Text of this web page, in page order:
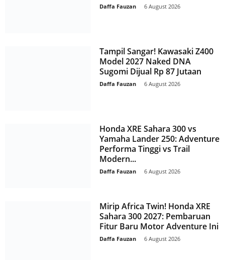
Daffa Fauzan 6 August 2026
Tampil Sangar! Kawasaki Z400
Model 2027 Naked DNA
Sugomi Dijual Rp 87 Jutaan
Daffa Fauzan 6 August 2026
Honda XRE Sahara 300 vs
Yamaha Lander 250: Adventure
Performa Tinggi vs Trail
Modern...
Daffa Fauzan 6 August 2026
Mirip Africa Twin! Honda XRE
Sahara 300 2027: Pembaruan
Fitur Baru Motor Adventure Ini
Daffa Fauzan 6 August 2026